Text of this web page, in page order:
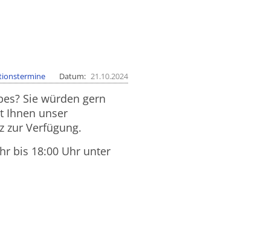
Datum 21.10.2024
Sie würden gern
Ihnen unser
zur Verfügung.
bis 18:00 Uhr unter